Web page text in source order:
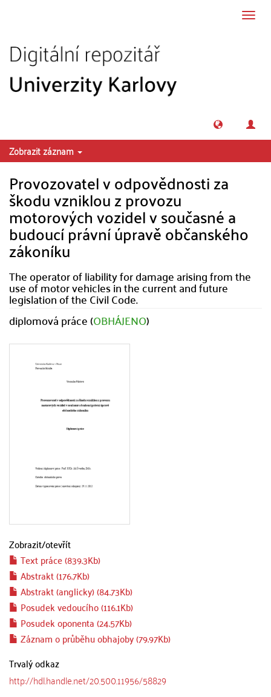
Zobrazit záznam
Provozovatel v odpovědnosti za
škodu vzniklou z provozu
motorových vozidel v současné a
budoucí právní úpravě občanského
zákoníku
The operator of liability for damage arising from the
use of motor vehicles in the current and future
legislation of the Civil Code.
diplomová práce (OBHÁJENO)
Zobrazit/otevřít
Text práce (839.3Kb)
Abstrakt (176.7Kb)
Abstrakt (anglicky) (84.73Kb)
Posudek vedoucího (116.1Kb)
Posudek oponenta (24.57Kb)
Záznam o průběhu obhajoby (79.97Kb)
Trvalý odkaz
http://hdl.handle.net/20.500.11956/58829